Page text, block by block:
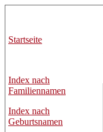
Startseite
Index nach
Familiennamen
Index nach
Geburtsnamen